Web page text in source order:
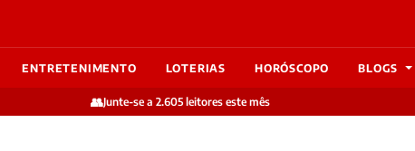
ENTRETENIMENTO LOTERIAS HORÓSCOPO BLOGS
👥Junte-se a 2.605 leitores este mês